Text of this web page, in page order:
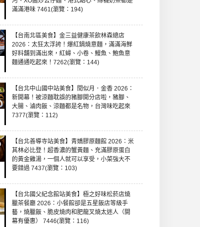
滿滿港味 7461(瀏覽：194)
【台南北區美食】金三益健康茶飲林森總店
2026：太狂太浮誇！爆紅鍋燒意麵，滿滿海鮮
好料舖到滿出來，紅蟳、小卷、鰻魚、鮑魚意
麵通通吃起來！7262(瀏覽：144)
【台北中山國中站美食】閏似月．金香 2026：
新開幕！被涼麵耽誤的豬腳開分店啦，豬腳、
大腸、滷肉飯、涼麵都是名物，台灣味吃起來
7377(瀏覽：112)
【台北善導寺站美食】青嬌膠原麵館 2026：米
其林必比登！超香濃的蟹黃麵、充滿膠原蛋白
的黃金雞湯，一個人就可以享受，小菜強大不
要錯過 7437(瀏覽：103)
【台北國父紀念館站美食】極之好味松菸店燒
臘茶餐廳 2026：小餐館卻是五星飯店等級手
藝，燒臘飯、脆皮燒肉和肥龍叉燒太迷人（開
幕有優惠） 7446(瀏覽：116)